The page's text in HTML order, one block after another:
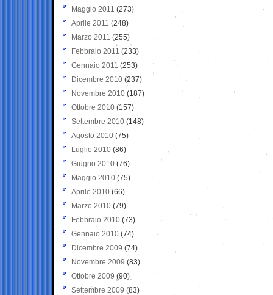
Maggio 2011 (273)
Aprile 2011 (248)
Marzo 2011 (255)
Febbraio 2011 (233)
Gennaio 2011 (253)
Dicembre 2010 (237)
Novembre 2010 (187)
Ottobre 2010 (157)
Settembre 2010 (148)
Agosto 2010 (75)
Luglio 2010 (86)
Giugno 2010 (76)
Maggio 2010 (75)
Aprile 2010 (66)
Marzo 2010 (79)
Febbraio 2010 (73)
Gennaio 2010 (74)
Dicembre 2009 (74)
Novembre 2009 (83)
Ottobre 2009 (90)
Settembre 2009 (83)